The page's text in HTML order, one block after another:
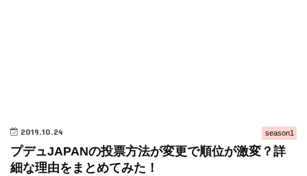
season1
2019.10.24
プデュJAPANの投票方法が変更で順位が激変？詳
細な理由をまとめてみた！